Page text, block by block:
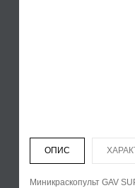
ОПИС
Миникраскопульт GAV